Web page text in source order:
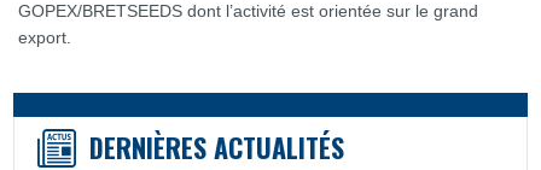
GOPEX/BRETSEEDS dont l’activité est orientée sur le grand
export.
DERNIÈRES ACTUALITÉS